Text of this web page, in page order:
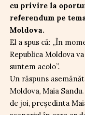
cu privire la
referendum pe
Moldova.
El a spus că: „În
Republica Moldova
suntem acolo”.
Un răspuns
Moldova, Maia
de joi, președinta